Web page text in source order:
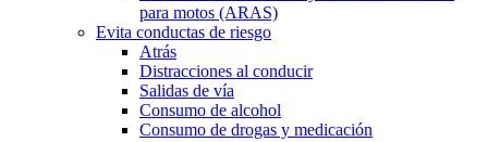
para motos (ARAS)
Evita conductas de riesgo
Atrás
Distracciones al conducir
Salidas de vía
Consumo de alcohol
Consumo de drogas y medicación